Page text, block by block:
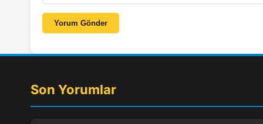
Yorum Gönder
Son Yorumlar